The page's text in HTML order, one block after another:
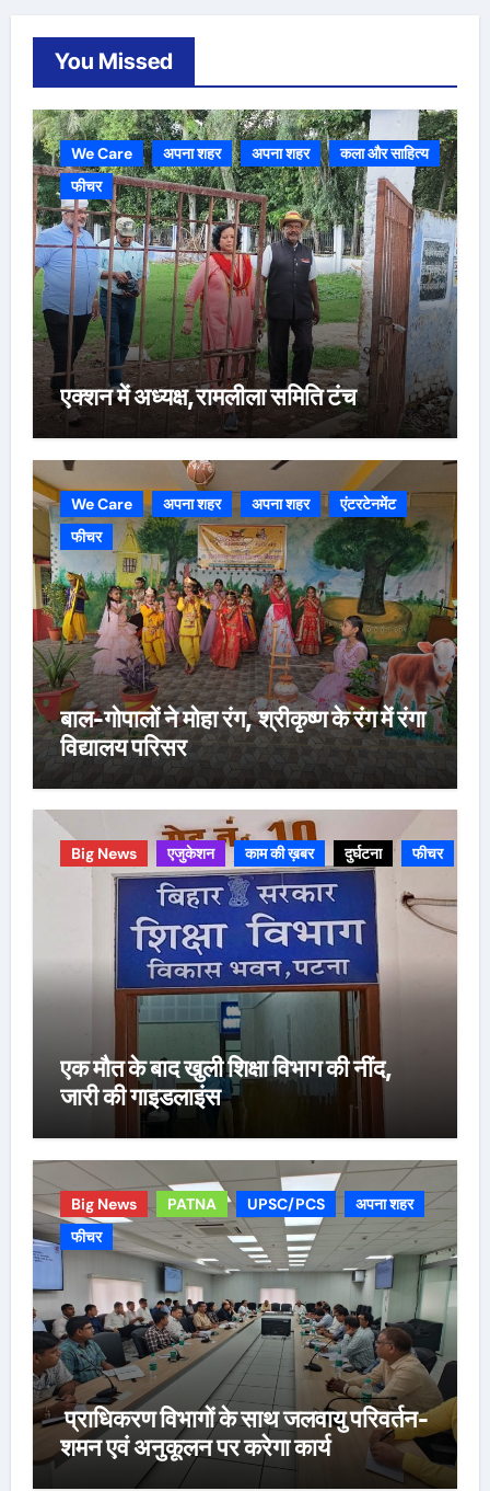
You Missed
We Care अपना शहर अपना शहर
कला और साहित्य
फीचर
एक्शन में अध्यक्ष,रामलीला समिति टंच
We Care अपना शहर अपना शहर
एंटरटेनमेंट
फीचर
बाल-गोपालों ने मोहा रंग, श्रीकृष्ण के रंग में रंगा
विद्यालय परिसर
Big News एजुकेशन काम की ख़बर दुर्घटना फीचर
एक मौत के बाद खुली शिक्षा विभाग की नींद,
जारी की गाइडलाइंस
Big News PATNA UPSC/PCS
अपना शहर
फीचर
प्राधिकरण विभागों के साथ जलवायु परिवर्तन-
शमन एवं अनुकूलन पर करेगा कार्य